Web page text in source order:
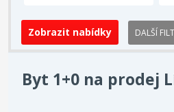
DALŠÍ
Byt 1+0 na prodej